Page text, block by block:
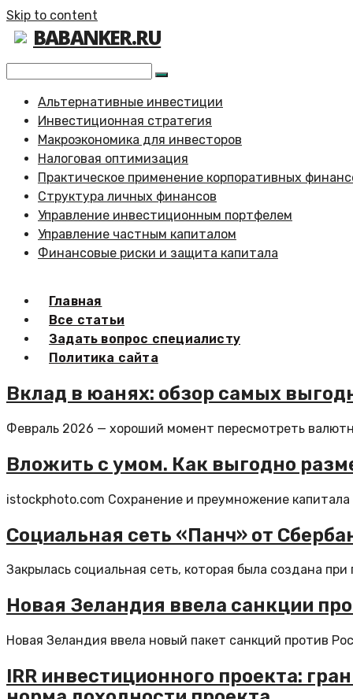
Skip to content
BABANKER.RU
Альтернативные инвестиции
Инвестиционная стратегия
Макроэкономика для инвесторов
Налоговая оптимизация
Практическое применение корпоративных
Структура личных финансов
Управление инвестиционным портфелем
Управление частным капиталом
Финансовые риски и защита капитала
Главная
Все статьи
Задать вопрос специалисту
Политика сайта
Вклад в юанях: обзор самых
Февраль 2026 — хороший момент пересмотреть
Вложить с умом. Как выгодно
istockphoto.com Сохранение и преумножение
Социальная сеть «Панч» от
Закрылась социальная сеть, которая была создана
Новая Зеландия ввела санкции
Новая Зеландия ввела новый пакет санкций против
IRR инвестиционного проекта: